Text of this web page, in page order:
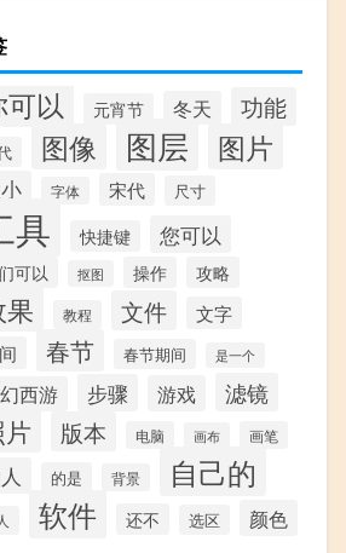
可以 元宵节 冬天 功能
图像 图层 图片
字体 宋代 尺寸
具 快捷键 您可以
可以 抠图 操作 攻略
教程 文件
文字
春节 春节期间 是一个
西游 步骤 游戏 滤镜
片 版本 电脑 画布 画笔
的是 背景 自己的
软件 还不 选区 颜色